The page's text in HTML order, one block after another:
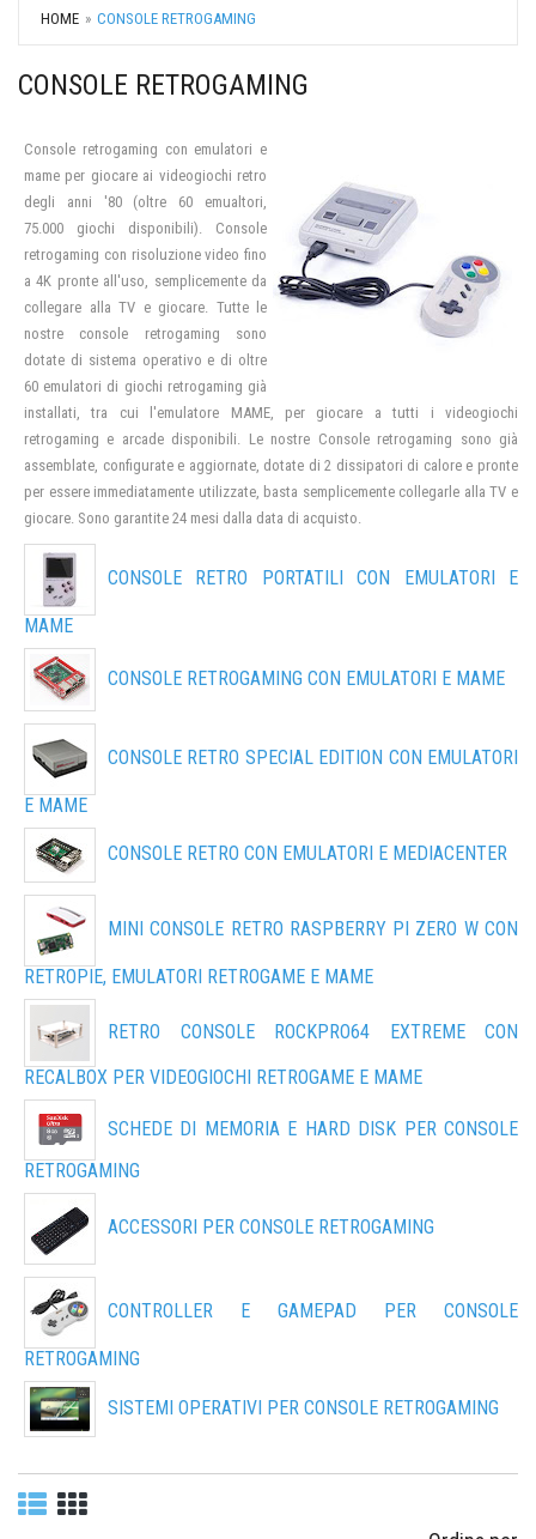
HOME CONSOLE RETROGAMING
CONSOLE RETROGAMING
Console retrogaming con emulatori e
mame per giocare ai videogiochi retro
degli anni '80 (oltre 60 emualtori,
75.000 giochi disponibili). Console
retrogaming con risoluzione video fino
a 4K pronte all'uso, semplicemente da
collegare alla TV e giocare. Tutte le
nostre console retrogaming sono
dotate di sistema operativo e di oltre
60 emulatori di giochi retrogaming già
installati, tra cui l'emulatore MAME, per giocare a tutti i videogiochi
retrogaming e arcade disponibili. Le nostre Console retrogaming sono già
assemblate, configurate e aggiornate, dotate di 2 dissipatori di calore e pronte
per essere immediatamente utilizzate, basta semplicemente collegarle alla TV e
giocare. Sono garantite 24 mesi dalla data di acquisto.
CONSOLE RETRO PORTATILI CON EMULATORI E
MAME
CONSOLE RETROGAMING CON EMULATORI E MAME
CONSOLE RETRO SPECIAL EDITION CON EMULATORI
E MAME
CONSOLE RETRO CON EMULATORI E MEDIACENTER
MINI CONSOLE RETRO RASPBERRY PI ZERO W CON
RETROPIE, EMULATORI RETROGAME E MAME
RETRO CONSOLE ROCKPRO64 EXTREME CON
RECALBOX PER VIDEOGIOCHI RETROGAME E MAME
SCHEDE DI MEMORIA E HARD DISK PER CONSOLE
RETROGAMING
ACCESSORI PER CONSOLE RETROGAMING
CONTROLLER E GAMEPAD PER CONSOLE
RETROGAMING
SISTEMI OPERATIVI PER CONSOLE RETROGAMING